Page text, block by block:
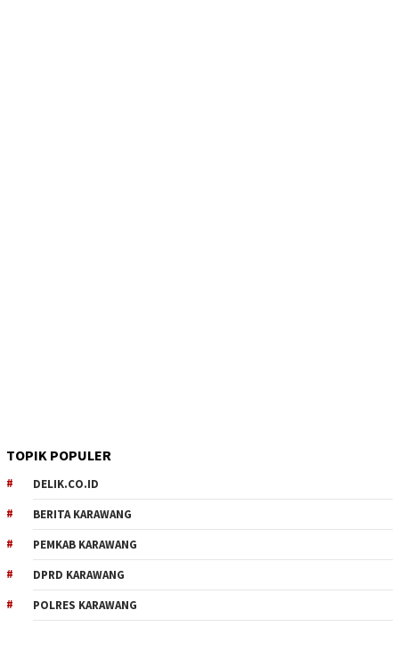
TOPIK POPULER
DELIK.CO.ID
BERITA KARAWANG
PEMKAB KARAWANG
DPRD KARAWANG
POLRES KARAWANG